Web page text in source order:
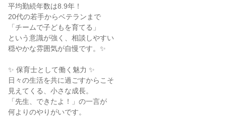
平均勤続年数は8.9年！
20代の若手からベテランまで
「チームで子どもを育てる」
という意識が強く、相談しやすい
穏やかな雰囲気が自慢です。✨
✨ 保育士として働く魅力 ✨
日々の生活を共に過ごすからこそ
見えてくる、小さな成長。
「先生、できたよ！」の一言が
何よりのやりがいです。